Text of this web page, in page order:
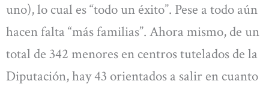
uno), lo cual es “todo un éxito”. Pese a todo aún
hacen falta “más familias”. Ahora mismo, de un
total de 342 menores en centros tutelados de la
Diputación, hay 43 orientados a salir en cuanto